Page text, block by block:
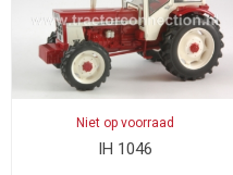
Niet op voorraad
IH 1046